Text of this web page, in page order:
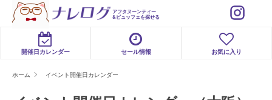
アフタヌーンティー
&ビュッフェを探せる
開催日カレンダー セール情報 お気に入り
ホーム イベント開催日カレンダー